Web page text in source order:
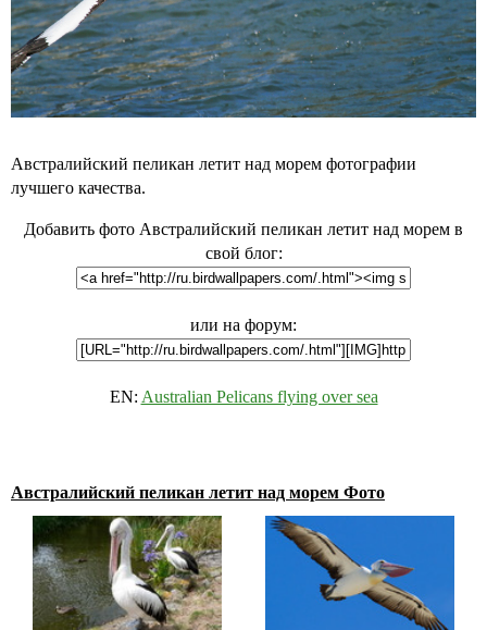
Австралийский пеликан летит над морем фотографии
лучшего качества.
Добавить фото Австралийский пеликан летит над морем в
свой блог:
или на форум:
EN: Australian Pelicans flying over sea
Австралийский пеликан летит над морем Фото